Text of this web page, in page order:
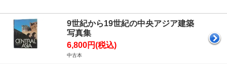
9世紀から19世紀の中央アジア建築
写真集
6,800円(税込)
中古本